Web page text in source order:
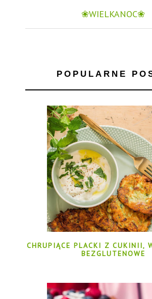
❀WIELKANOC❀
POPULARNE
CHRUPIĄCE PLACKI Z CUKINII,
BEZGLUTENOWE